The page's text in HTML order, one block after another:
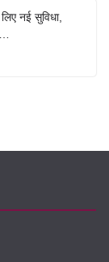
नई सुविधा,